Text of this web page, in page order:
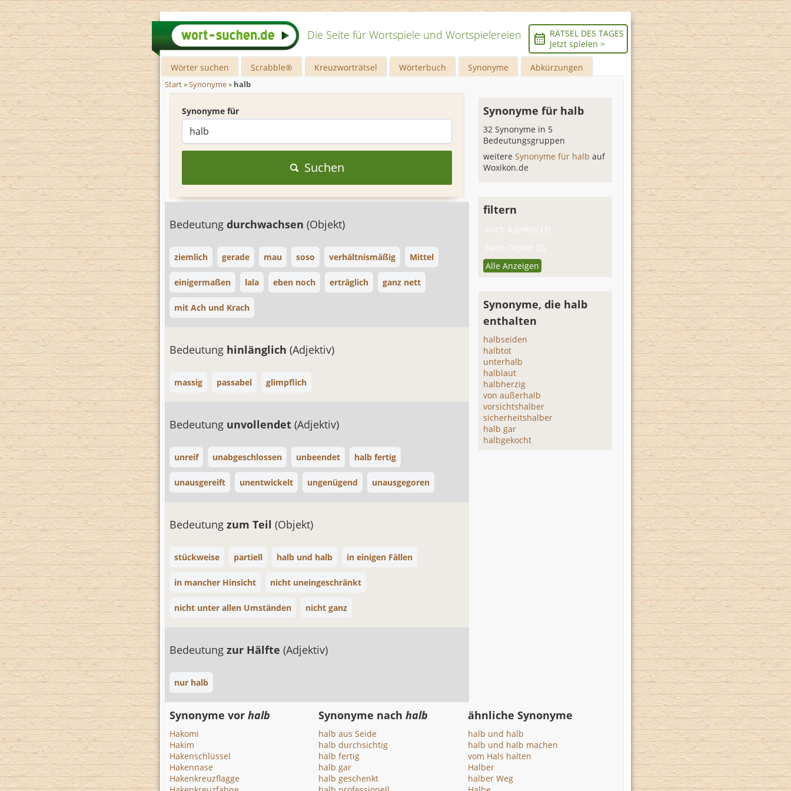
Die Seite für Wortspiele und Wortspielereien
RÄTSEL DES TAGES
Jetzt spielen >
Wörter suchen Scrabble® Kreuzworträtsel Wörterbuch Synonyme Abkürzungen
Start»Synonyme» halb
Synonyme für
Suchen
Bedeutung durchwachsen (Objekt)
ziemlich gerade mau soso verhältnismäßig Mittel
einigermaßen lala eben noch erträglich ganz nett
mit Ach und Krach
Bedeutung hinlänglich (Adjektiv)
massig passabel glimpflich
Bedeutung unvollendet (Adjektiv)
unreif unabgeschlossen unbeendet halb fertig
unausgereift unentwickelt ungenügend unausgegoren
Bedeutung zum Teil (Objekt)
stückweise partiell halb und halb in einigen Fällen
in mancher Hinsicht nicht uneingeschränkt
nicht unter allen Umständen nicht ganz
Bedeutung zur Hälfte (Adjektiv)
nur halb
Synonyme für halb
32 Synonyme in 5
Bedeutungsgruppen
weitereSynonyme für halbauf
Woxikon.de
filtern
nach Adjektiv (3)
nach Objekt (2)
Alle Anzeigen
Synonyme, die halb
enthalten
halbseiden
halbtot
unterhalb
halblaut
halbherzig
von außerhalb
vorsichtshalber
sicherheitshalber
halb gar
halbgekocht
Synonyme vor halb
Hakomi
Hakim
Hakenschlüssel
Hakennase
Hakenkreuzflagge
Synonyme nachhalb
halb aus Seide
halb durchsichtig
halb fertig
halb gar
halb geschenkt
ähnliche Synonyme
halb und halb
halb und halb machen
vom Hals halten
Halber
halber Weg